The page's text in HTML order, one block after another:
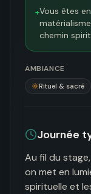
+Vous êtes
chemin
AMBIANCE
Rituel & sacré
Journée
Au fil du
on met en
spirituelle et